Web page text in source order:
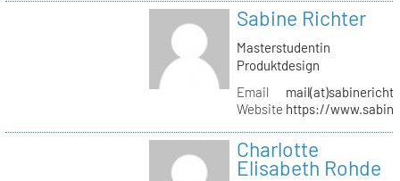
Sabine Richter
Masterstudentin
Produktdesign
Email
Website https://
Charlotte
Elisabeth Rohde